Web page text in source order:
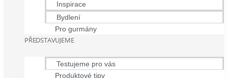
Inspirace
Bydlení
Pro gurmány
PŘEDSTAVUJEME
Testujeme pro vás
Produktové tipy